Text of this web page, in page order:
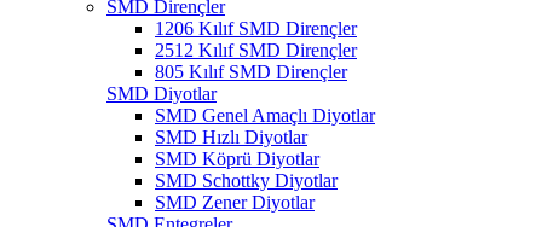
SMD Dirençler
1206 Kılıf SMD Dirençler
2512 Kılıf SMD Dirençler
805 Kılıf SMD Dirençler
SMD Diyotlar
SMD Genel Amaçlı Diyotlar
SMD Hızlı Diyotlar
SMD Köprü Diyotlar
SMD Schottky Diyotlar
SMD Zener Diyotlar